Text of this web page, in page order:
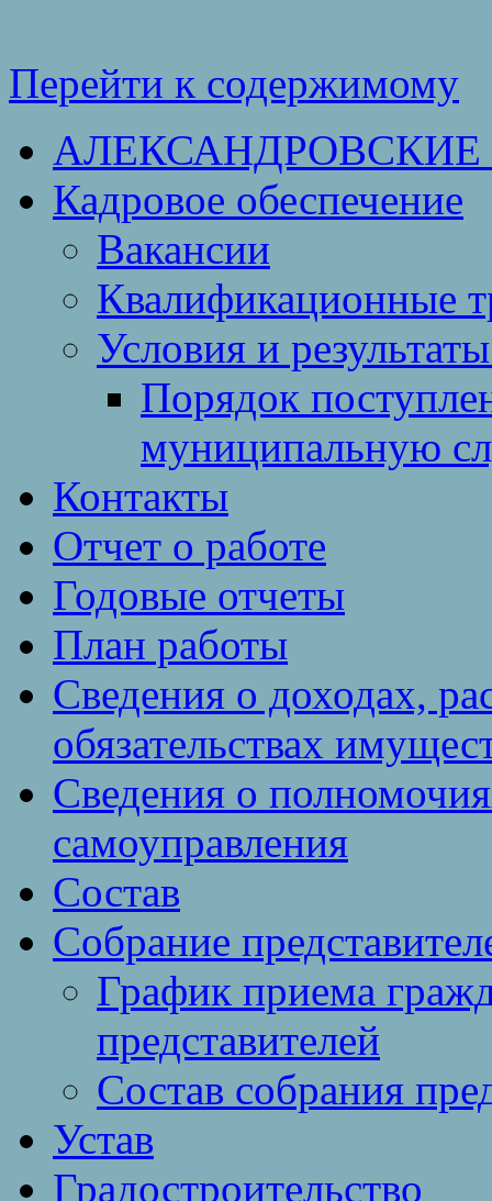
Перейти к содержимому
АЛЕКСАНДРОВСКИЕ
Кадровое обеспечение
Вакансии
Квалификационные
Условия и
Порядок
муниципальную
Контакты
Отчет о работе
Годовые отчеты
План работы
Сведения о доходах,
обязательствах
Сведения о
самоуправления
Состав
Собрание
График приема
представителей
Состав собрания
Устав
Градостроительство